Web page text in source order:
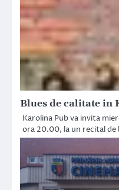
Blues de calitate in
Karolina Pub va invita
ora 20.00, la un recital